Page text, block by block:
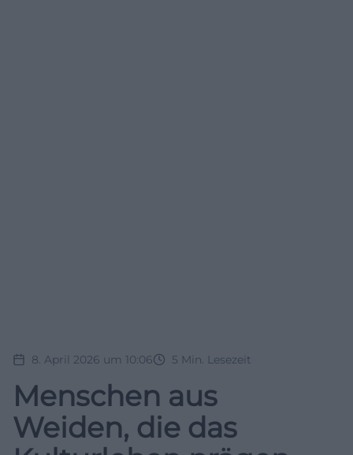
8. April 2026 um 10:06 5 Min. Lesezeit
Menschen aus
Weiden, die das